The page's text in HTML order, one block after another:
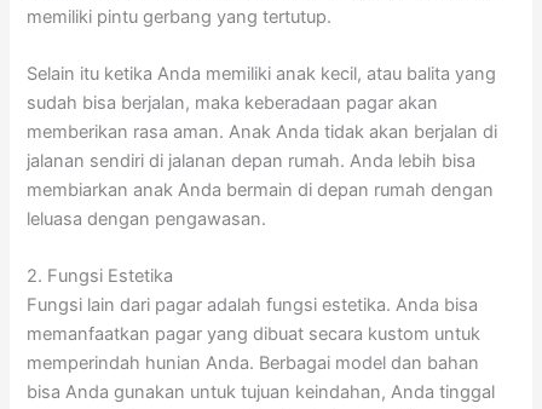
memiliki pintu gerbang yang tertutup.
Selain itu ketika Anda memiliki anak kecil, atau balita yang
sudah bisa berjalan, maka keberadaan pagar akan
memberikan rasa aman. Anak Anda tidak akan berjalan di
jalanan sendiri di jalanan depan rumah. Anda lebih bisa
membiarkan anak Anda bermain di depan rumah dengan
leluasa dengan pengawasan.
2. Fungsi Estetika
Fungsi lain dari pagar adalah fungsi estetika. Anda bisa
memanfaatkan pagar yang dibuat secara kustom untuk
memperindah hunian Anda. Berbagai model dan bahan
bisa Anda gunakan untuk tujuan keindahan, Anda tinggal